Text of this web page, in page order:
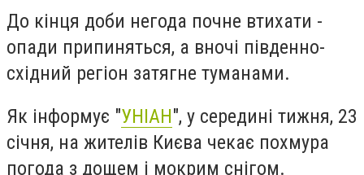
До кінця доби негода почне втихати -
опади припиняться, а вночі південно-
східний регіон затягне туманами.
Як інформує "УНІАН", у середині тижня, 23
січня, на жителів Києва чекає похмура
погода з дощем і мокрим снігом.